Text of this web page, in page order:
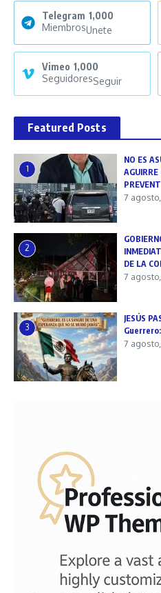
Telegram 1,000
MiembrosUnete
Vimeo 1,000
SeguidoresSeguir
Featured Posts
1
NO ES
AGUIRRE
7
2
DE LA
7
3
JESÚS
7